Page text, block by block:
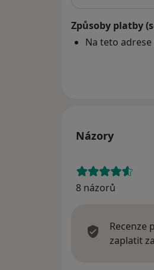
Způsoby platby
Na teto
Názory
8 názorů
Recenze
zaplatit